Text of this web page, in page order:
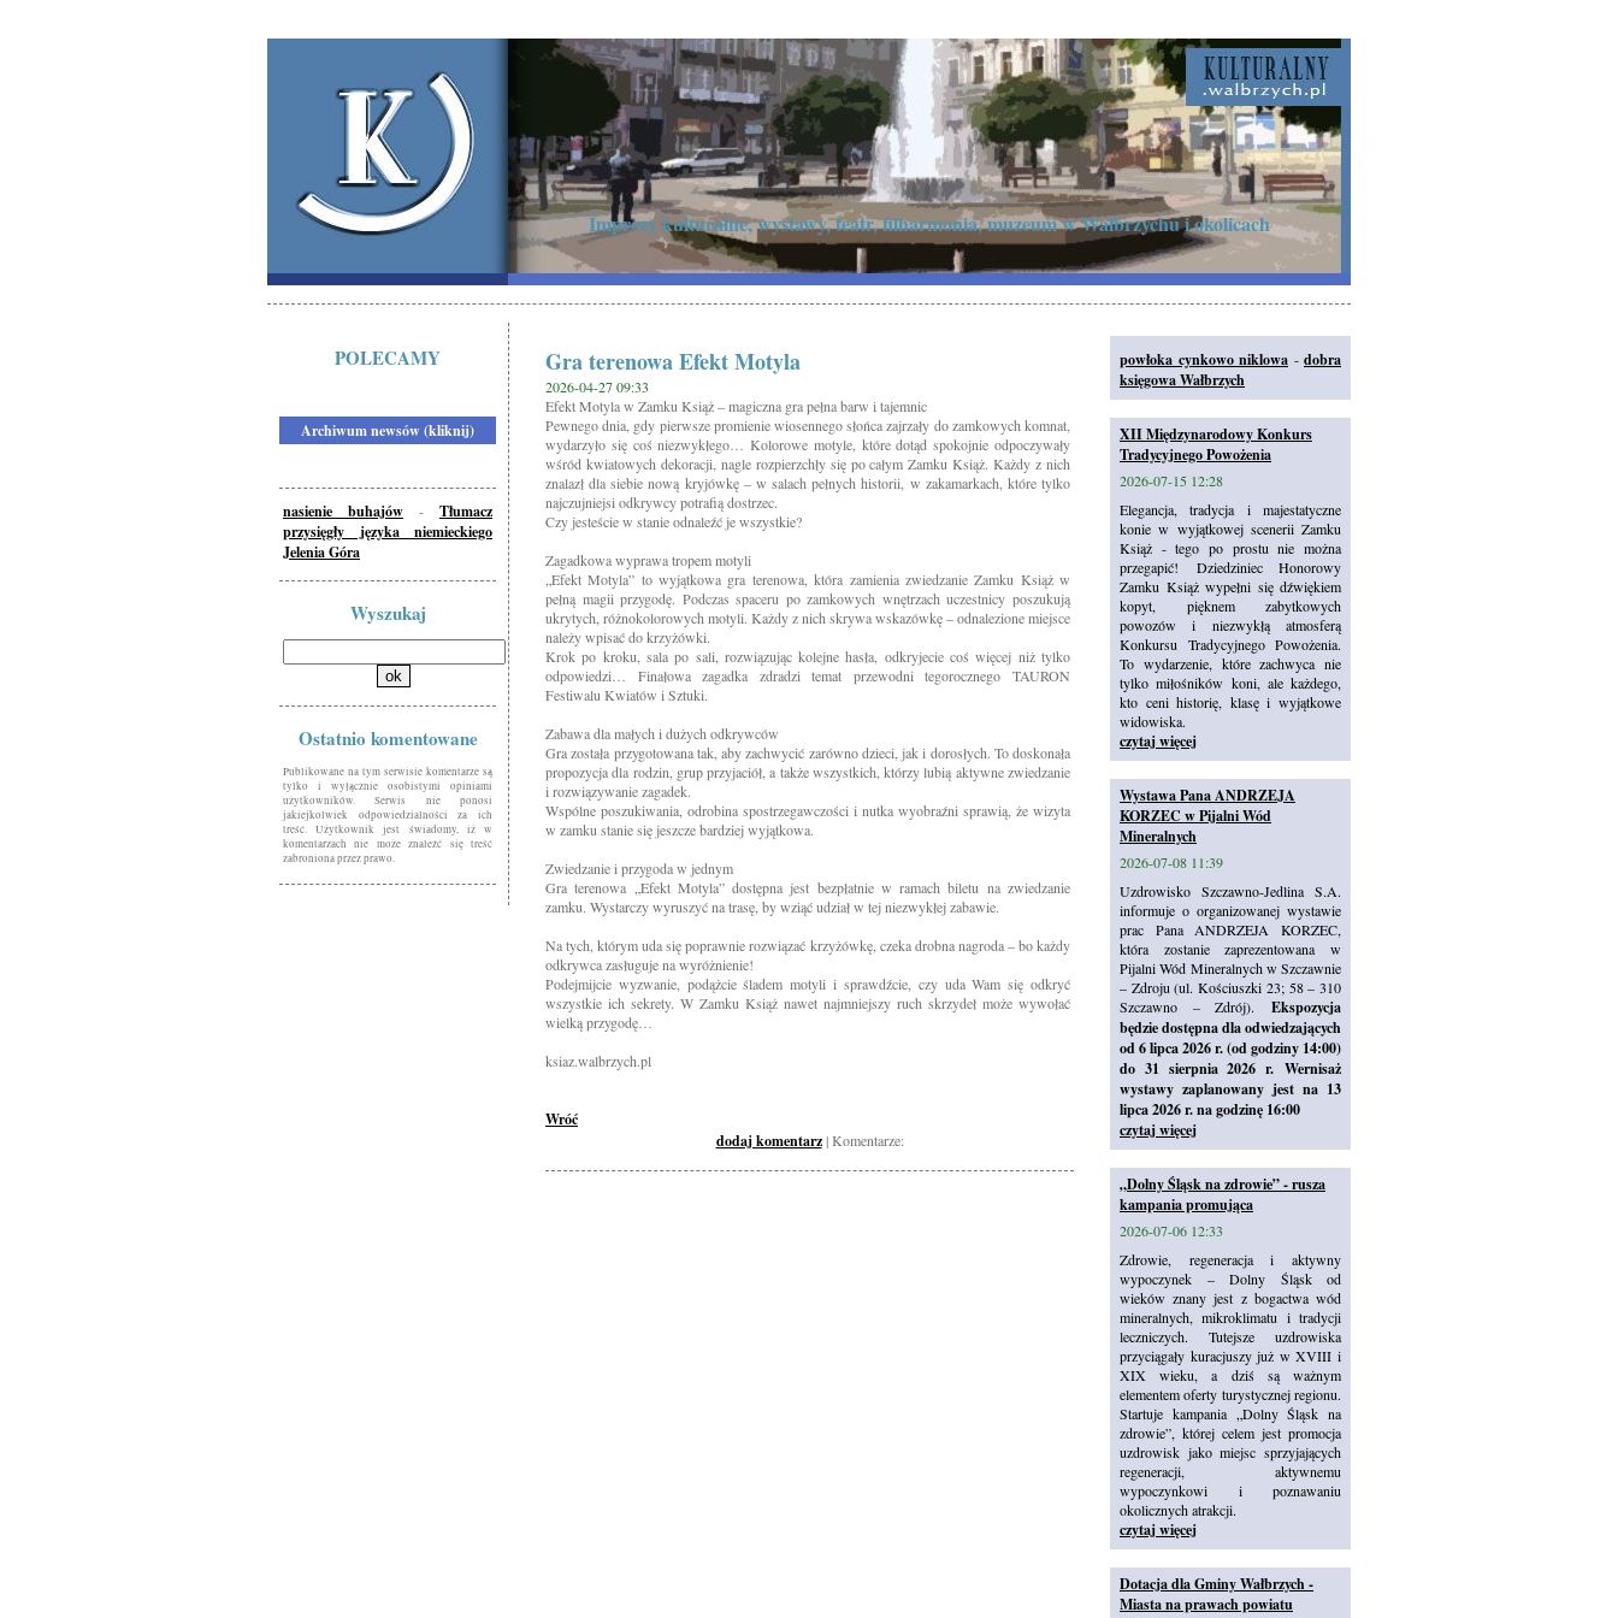
Imprezy kulturalne, wystawy, teatr, filharmonia, muzeum w Wałbrzychu i okolicach
POLECAMY
Archiwum newsów (kliknij)
nasienie buhajów - Tłumacz
przysięgły języka niemieckiego
Jelenia Góra
Wyszukaj
Ostatnio komentowane
Publikowane na tym serwisie komentarze są
tylko i wyłącznie osobistymi opiniami
użytkowników. Serwis nie ponosi
jakiejkolwiek odpowiedzialności za ich
treść. Użytkownik jest świadomy, iż w
komentarzach nie może znaleźć się treść
zabroniona przez prawo.
Gra terenowa Efekt Motyla
2026-04-27 09:33
Efekt Motyla w Zamku Książ – magiczna gra pełna barw i tajemnic
Pewnego dnia, gdy pierwsze promienie wiosennego słońca zajrzały do zamkowych komnat,
wydarzyło się coś niezwykłego… Kolorowe motyle, które dotąd spokojnie odpoczywały
wśród kwiatowych dekoracji, nagle rozpierzchły się po całym Zamku Książ. Każdy z nich
znalazł dla siebie nową kryjówkę – w salach pełnych historii, w zakamarkach, które tylko
najczujniejsi odkrywcy potrafią dostrzec.
Czy jesteście w stanie odnaleźć je wszystkie?
Zagadkowa wyprawa tropem motyli
„Efekt Motyla” to wyjątkowa gra terenowa, która zamienia zwiedzanie Zamku Książ w
pełną magii przygodę. Podczas spaceru po zamkowych wnętrzach uczestnicy poszukują
ukrytych, różnokolorowych motyli. Każdy z nich skrywa wskazówkę – odnalezione miejsce
należy wpisać do krzyżówki.
Krok po kroku, sala po sali, rozwiązując kolejne hasła, odkryjecie coś więcej niż tylko
odpowiedzi… Finałowa zagadka zdradzi temat przewodni tegorocznego TAURON
Festiwalu Kwiatów i Sztuki.
Zabawa dla małych i dużych odkrywców
Gra została przygotowana tak, aby zachwycić zarówno dzieci, jak i dorosłych. To doskonała
propozycja dla rodzin, grup przyjaciół, a także wszystkich, którzy lubią aktywne zwiedzanie
i rozwiązywanie zagadek.
Wspólne poszukiwania, odrobina spostrzegawczości i nutka wyobraźni sprawią, że wizyta
w zamku stanie się jeszcze bardziej wyjątkowa.
Zwiedzanie i przygoda w jednym
Gra terenowa „Efekt Motyla” dostępna jest bezpłatnie w ramach biletu na zwiedzanie
zamku. Wystarczy wyruszyć na trasę, by wziąć udział w tej niezwykłej zabawie.
Na tych, którym uda się poprawnie rozwiązać krzyżówkę, czeka drobna nagroda – bo każdy
odkrywca zasługuje na wyróżnienie!
Podejmijcie wyzwanie, podążcie śladem motyli i sprawdźcie, czy uda Wam się odkryć
wszystkie ich sekrety. W Zamku Książ nawet najmniejszy ruch skrzydeł może wywołać
wielką przygodę…
ksiaz.walbrzych.pl
Wróć
dodaj komentarz| Komentarze:
powłoka cynkowo niklowa - dobra
księgowa Wałbrzych
XII Międzynarodowy Konkurs
Tradycyjnego Powożenia
2026-07-15 12:28
Elegancja, tradycja i majestatyczne
konie w wyjątkowej scenerii Zamku
Książ - tego po prostu nie można
przegapić! Dziedziniec Honorowy
Zamku Książ wypełni się dźwiękiem
kopyt, pięknem zabytkowych
powozów i niezwykłą atmosferą
Konkursu Tradycyjnego Powożenia.
To wydarzenie, które zachwyca nie
tylko miłośników koni, ale każdego,
kto ceni historię, klasę i wyjątkowe
widowiska.
czytaj więcej
Wystawa Pana ANDRZEJA
KORZEC w Pijalni Wód
Mineralnych
2026-07-08 11:39
Uzdrowisko Szczawno‑Jedlina S.A.
informuje o organizowanej wystawie
prac Pana ANDRZEJA KORZEC,
która zostanie zaprezentowana w
Pijalni Wód Mineralnych w Szczawnie
– Zdroju (ul. Kościuszki 23; 58 – 310
Szczawno – Zdrój). Ekspozycja
będzie dostępna dla odwiedzających
od 6 lipca 2026 r. (od godziny 14:00)
do 31 sierpnia 2026 r. Wernisaż
wystawy zaplanowany jest na 13
lipca 2026 r. na godzinę 16:00
czytaj więcej
„Dolny Śląsk na zdrowie” - rusza
kampania promująca
2026-07-06 12:33
Zdrowie, regeneracja i aktywny
wypoczynek – Dolny Śląsk od
wieków znany jest z bogactwa wód
mineralnych, mikroklimatu i tradycji
leczniczych. Tutejsze uzdrowiska
przyciągały kuracjuszy już w XVIII i
XIX wieku, a dziś są ważnym
elementem oferty turystycznej regionu.
Startuje kampania „Dolny Śląsk na
zdrowie”, której celem jest promocja
uzdrowisk jako miejsc sprzyjających
regeneracji, aktywnemu
wypoczynkowi i poznawaniu
okolicznych atrakcji.
czytaj więcej
Dotacja dla Gminy Wałbrzych -
Miasta na prawach powiatu